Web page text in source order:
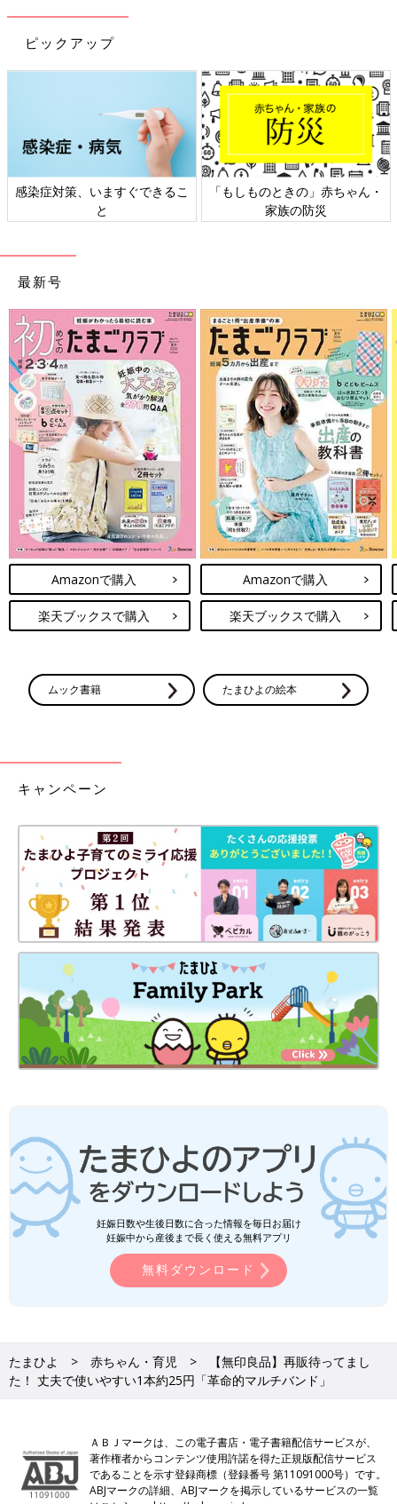
ピックアップ
日本外来小児科学会リーフレッ
ト検討会
六星占術 細木かおりさんの人生
相談
最新号
Amazonで購入
楽天ブックスで購入
Amazonで購入
楽天ブックスで購入
ムック書籍 たまひよの絵本
キャンペーン
妊娠日数や生後日数に合った情報を毎日お届け
妊娠中から産後まで長く使える無料アプリ
無料ダウンロード
たまひよ 赤ちゃん・育児
【無印良品】再販待ってまし
た！ 丈夫で使いやすい1本約25円「革命的マルチバンド」
ＡＢＪマークは、この電子書店・電子書籍配信サービスが、
著作権者からコンテンツ使用許諾を得た正規版配信サービス
であることを示す登録商標（登録番号 第11091000号）です。
ABJマークの詳細、ABJマークを掲示しているサービスの一覧